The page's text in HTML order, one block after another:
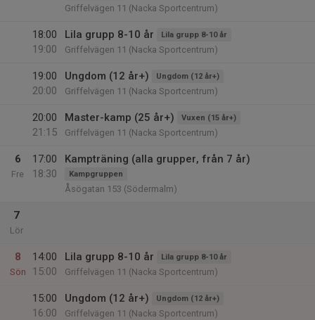
Griffelvägen 11 (Nacka Sportcentrum)
18:00
19:00
Lila grupp 8-10 år Lila grupp 8-10 år
Griffelvägen 11 (Nacka Sportcentrum)
19:00
20:00
Ungdom (12 år+) Ungdom (12 år+)
Griffelvägen 11 (Nacka Sportcentrum)
20:00
21:15
Master-kamp (25 år+) Vuxen (15 år+)
Griffelvägen 11 (Nacka Sportcentrum)
6
Fre
17:00
18:30
Kampträning (alla grupper, från 7 år)
Kampgruppen
Åsögatan 153 (Södermalm)
7
Lör
8
Sön
14:00
15:00
Lila grupp 8-10 år Lila grupp 8-10 år
Griffelvägen 11 (Nacka Sportcentrum)
15:00
16:00
Ungdom (12 år+) Ungdom (12 år+)
Griffelvägen 11 (Nacka Sportcentrum)